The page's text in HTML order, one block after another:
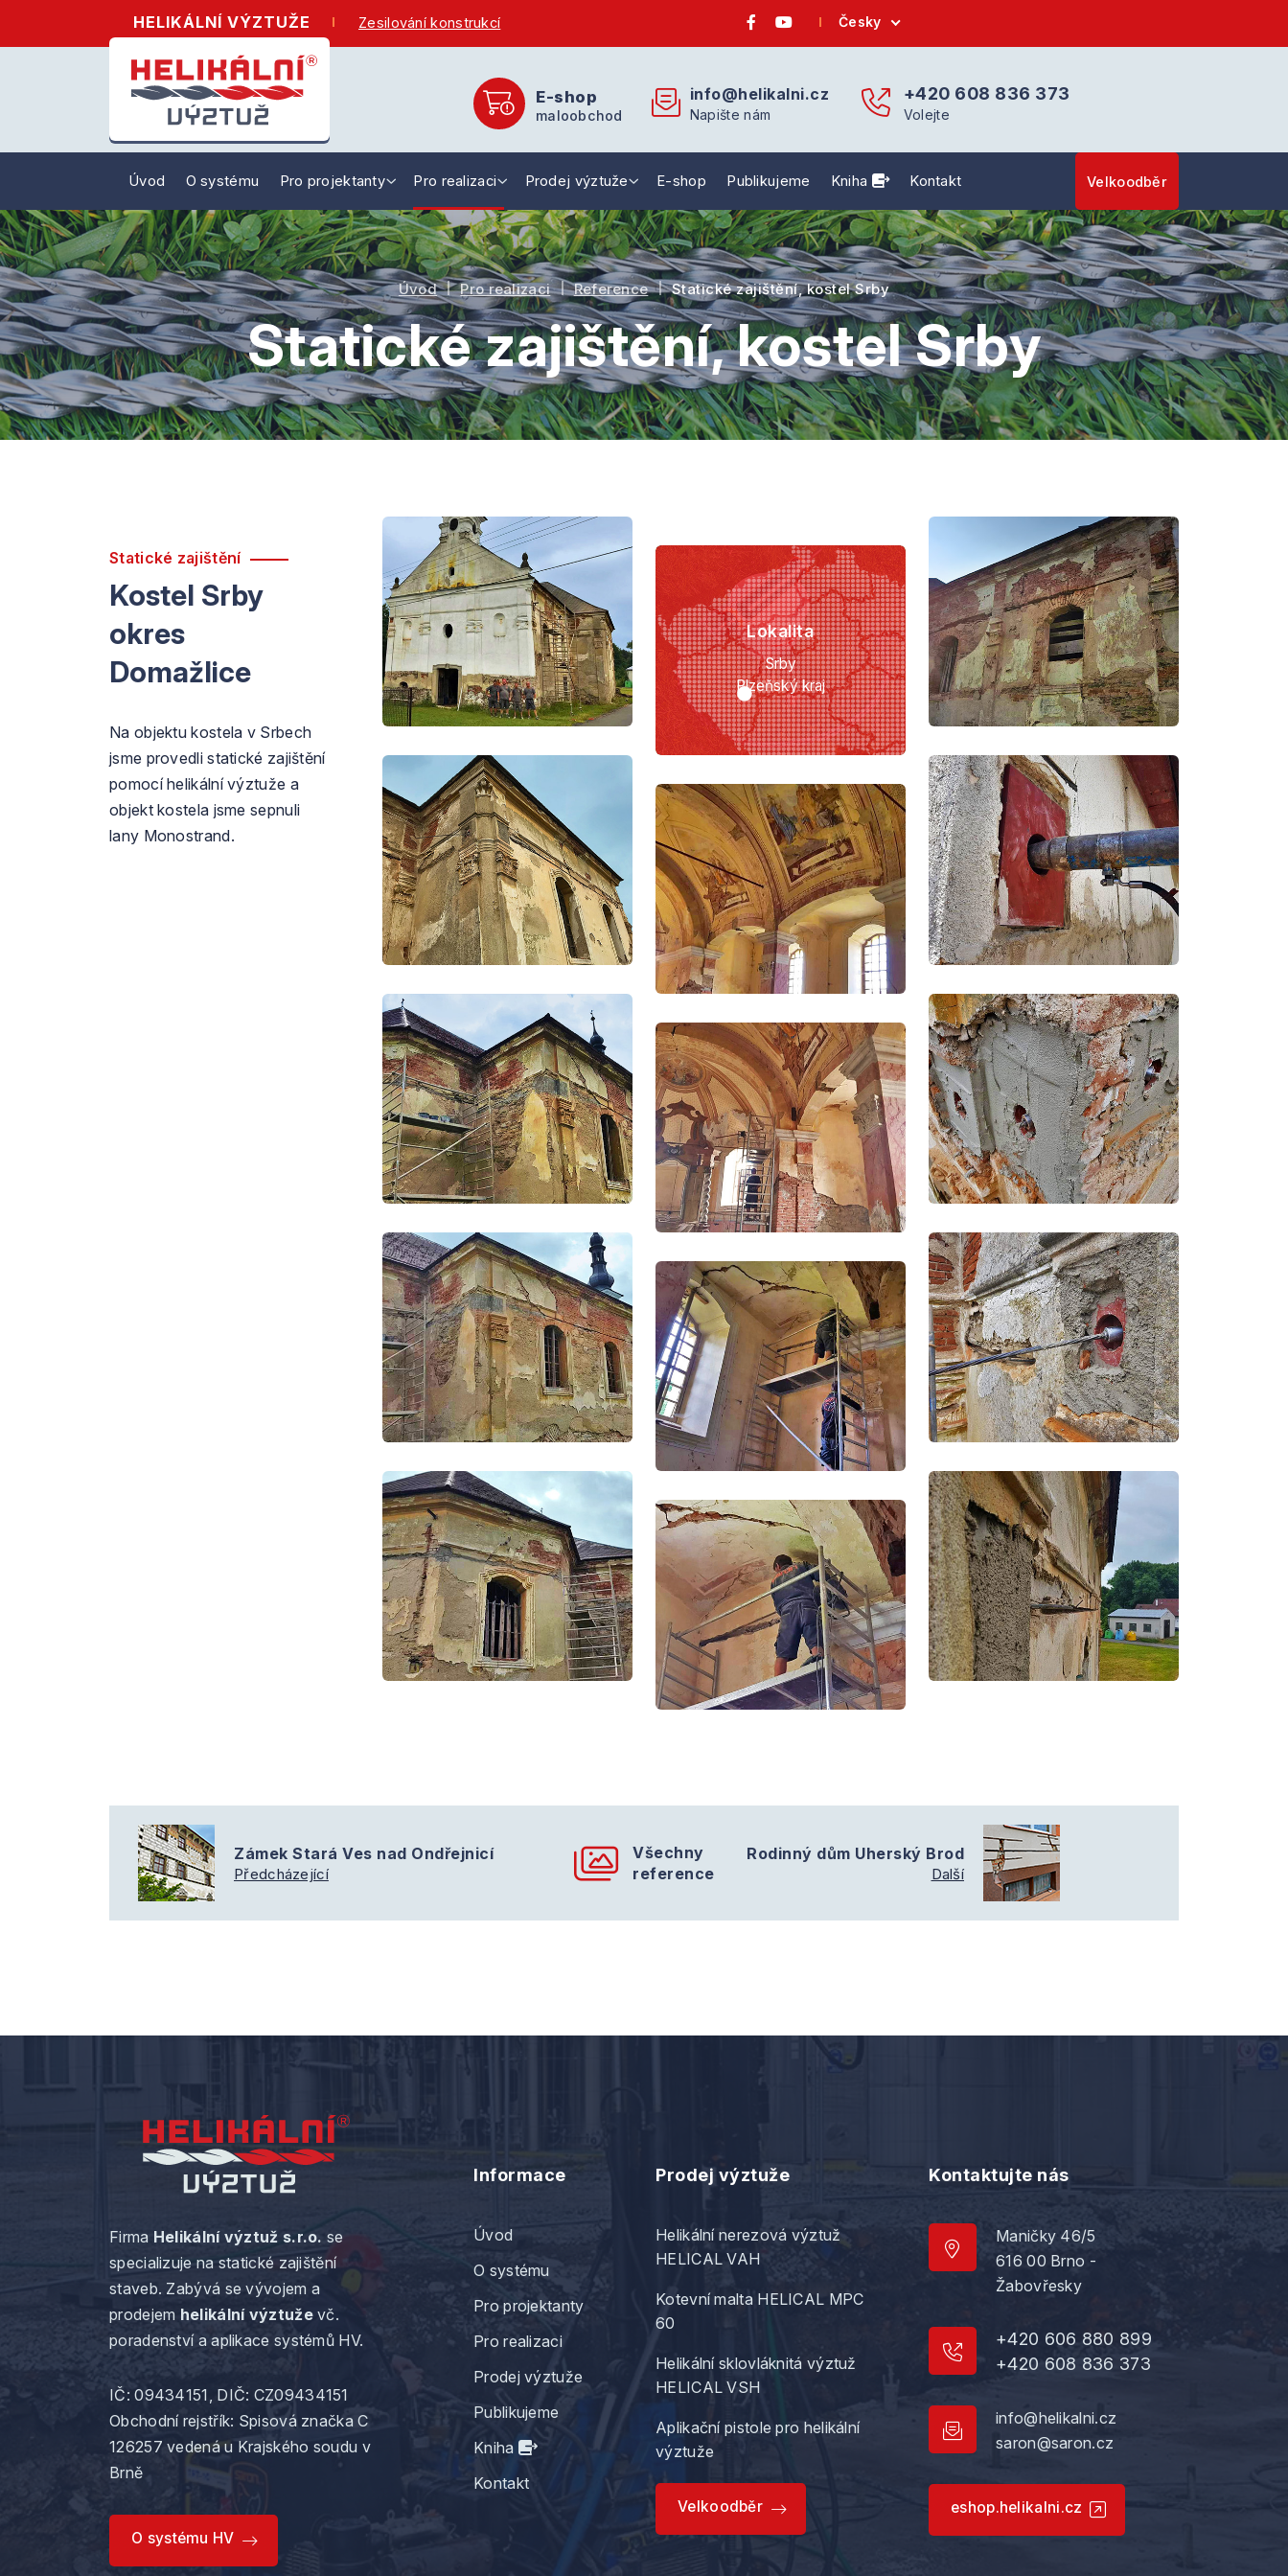
HELIKÁLNÍ VÝZTUŽE Zesilování konstrukcí Česky
E-shop
maloobchod
info@helikalni.cz
Napište nám
+420 608 836 373
Volejte
Úvod O systému Pro projektanty Pro realizaci Prodej výztuže E-shop Publikujeme Kniha Kontakt Velkoodběr
Úvod Pro realizaci Reference Statické zajištění, kostel Srby
Statické zajištění, kostel Srby
Statické zajištění
Kostel Srby
okres
Domažlice
Na objektu kostela v Srbech
jsme provedli statické zajištění
pomocí helikální výztuže a
objekt kostela jsme sepnuli
lany Monostrand.
Lokalita
Srby
Plzeňský kraj
Zámek Stará Ves nad Ondřejnicí
Předcházející
Všechny
reference
Rodinný dům Uherský Brod
Další
Firma Helikální výztuž s.r.o. se
specializuje na statické zajištění
staveb. Zabývá se vývojem a
prodejem helikální výztuževč.
poradenství a aplikace systémů HV.
IČ: 09434151, DIČ: CZ09434151
Obchodní rejstřík: Spisová značka C
126257 vedená u Krajského soudu v
Brně
O systému HV
Informace
Úvod
O systému
Pro projektanty
Pro realizaci
Prodej výztuže
Publikujeme
Kniha
Kontakt
Prodej výztuže
Helikální nerezová výztuž
HELICAL VAH
Kotevní malta HELICAL MPC
60
Helikální sklovláknitá výztuž
HELICAL VSH
Aplikační pistole pro helikální
výztuže
Velkoodběr
Kontaktujte nás
Maničky 46/5
616 00 Brno -
Žabovřesky
+420 606 880 899
+420 608 836 373
info@helikalni.cz
saron@saron.cz
eshop.helikalni.cz